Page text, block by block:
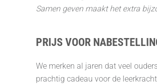
Samen geven maakt het extra
PRIJS VOOR
We merken al jaren dat veel
prachtig cadeau voor de